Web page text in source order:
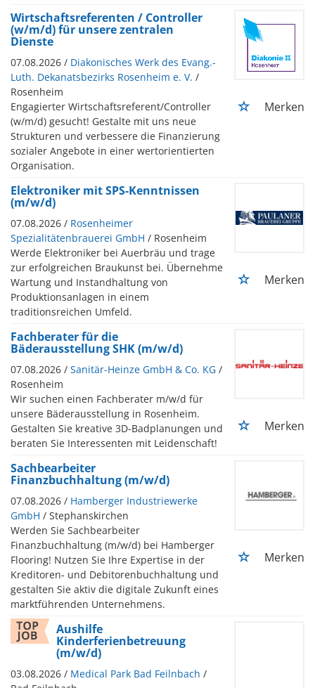
Wirtschaftsreferenten / Controller
(w/m/d) für unsere zentralen
Dienste
07.08.2026 / Diakonisches Werk des Evang.-
Luth. Dekanatsbezirks Rosenheim e. V. /
Rosenheim
Engagierter Wirtschaftsreferent/Controller
(w/m/d) gesucht! Gestalte mit uns neue
Strukturen und verbessere die Finanzierung
sozialer Angebote in einer wertorientierten
Organisation.
Merken
Elektroniker mit SPS-Kenntnissen
(m/w/d)
07.08.2026 / Rosenheimer
Spezialitätenbrauerei GmbH / Rosenheim
Werde Elektroniker bei Auerbräu und trage
zur erfolgreichen Braukunst bei. Übernehme
Wartung und Instandhaltung von
Produktionsanlagen in einem
traditionsreichen Umfeld.
Merken
Fachberater für die
Bäderausstellung SHK (m/w/d)
07.08.2026 / Sanitär-Heinze GmbH & Co. KG /
Rosenheim
Wir suchen einen Fachberater m/w/d für
unsere Bäderausstellung in Rosenheim.
Gestalten Sie kreative 3D-Badplanungen und
beraten Sie Interessenten mit Leidenschaft!
Merken
Sachbearbeiter
Finanzbuchhaltung (m/w/d)
07.08.2026 / Hamberger Industriewerke
GmbH / Stephanskirchen
Werden Sie Sachbearbeiter
Finanzbuchhaltung (m/w/d) bei Hamberger
Flooring! Nutzen Sie Ihre Expertise in der
Kreditoren- und Debitorenbuchhaltung und
gestalten Sie aktiv die digitale Zukunft eines
marktführenden Unternehmens.
Merken
Aushilfe
Kinderferienbetreuung
(m/w/d)
03.08.2026 / Medical Park Bad Feilnbach /